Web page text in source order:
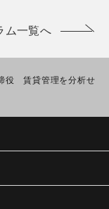
ム一覧へ
役 賃貸管理を分析せ